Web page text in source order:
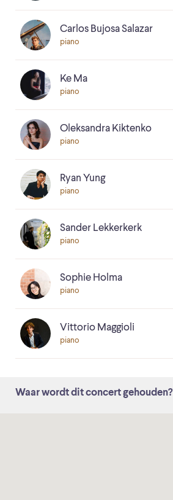
Carlos Bujosa Salazar
piano
Ke Ma
piano
Oleksandra Kiktenko
piano
Ryan Yung
piano
Sander Lekkerkerk
piano
Sophie Holma
piano
Vittorio Maggioli
piano
Waar wordt dit concert gehouden?